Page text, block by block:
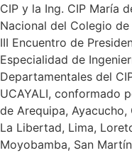
CIP y la Ing. CIP María
Nacional del Colegio
III Encuentro de
Especialidad de
Departamentales del
UCAYALI, conformado
de Arequipa, Ayacucho,
La Libertad, Lima,
Moyobamba, San